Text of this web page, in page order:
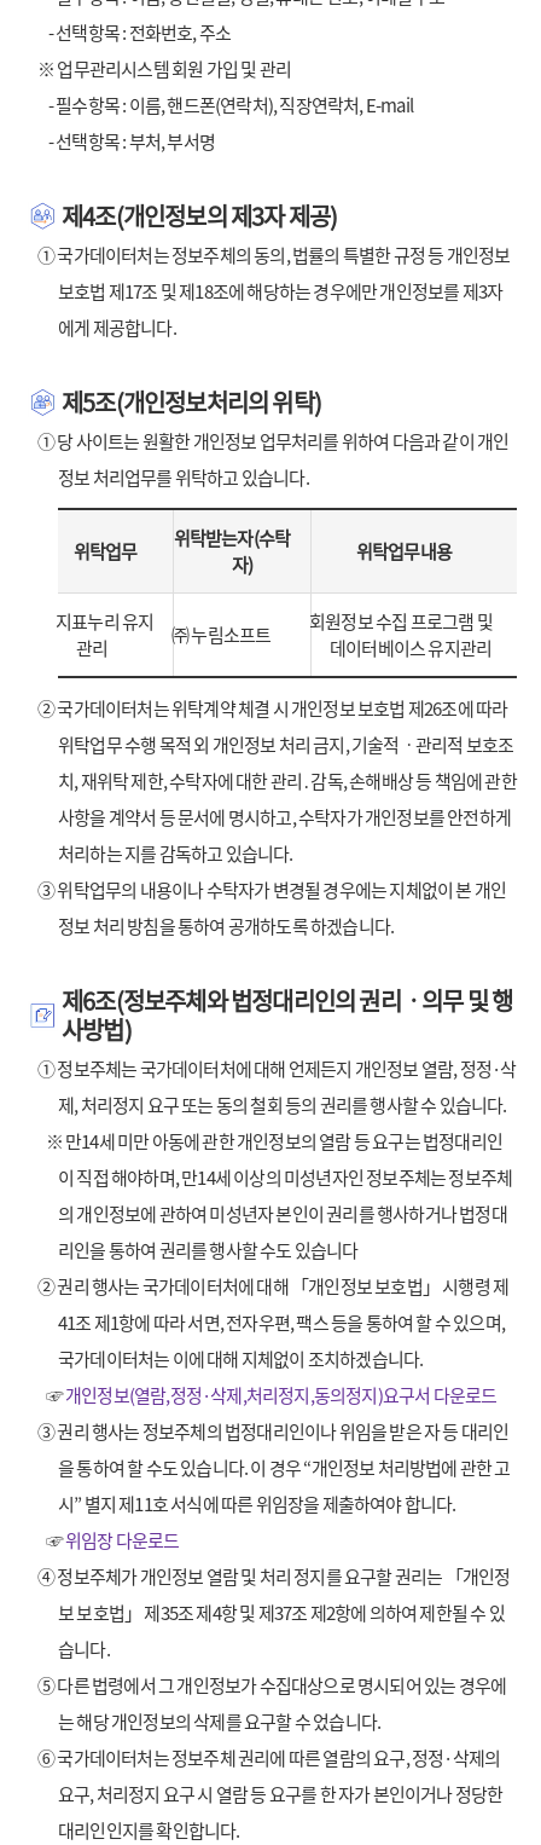
- 선택항목 : 전화번호, 주소
※ 업무관리시스템 회원 가입 및 관리
- 필수항목 : 이름, 핸드폰(연락처), 직장연락처, E-mail
- 선택항목 : 부처, 부서명
제4조(개인정보의 제3자 제공)
① 국가데이터처는 정보주체의 동의, 법률의 특별한 규정 등 개인정보
보호법 제17조 및 제18조에 해당하는 경우에만 개인정보를 제3자
에게 제공합니다.
제5조(개인정보처리의 위탁)
① 당 사이트는 원활한 개인정보 업무처리를 위하여 다음과 같이 개인
정보 처리업무를 위탁하고 있습니다.
위탁업무
위탁받는자(수탁
자)
위탁업무내용
지표누리 유지
관리
㈜ 누림소프트
회원정보 수집 프로그램 및
데이터베이스 유지관리
② 국가데이터처는 위탁계약 체결 시 개인정보 보호법 제26조에 따라
위탁업무 수행 목적 외 개인정보 처리 금지, 기술적ㆍ관리적 보호조
치, 재위탁 제한, 수탁자에 대한 관리․감독, 손해배상 등 책임에 관한
사항을 계약서 등 문서에 명시하고, 수탁자가 개인정보를 안전하게
처리하는 지를 감독하고 있습니다.
③ 위탁업무의 내용이나 수탁자가 변경될 경우에는 지체없이 본 개인
정보 처리 방침을 통하여 공개하도록 하겠습니다.
제6조(정보주체와 법정대리인의 권리ㆍ의무 및 행
사방법)
① 정보주체는 국가데이터처에 대해 언제든지 개인정보 열람, 정정·삭
제, 처리정지 요구 또는 동의 철회 등의 권리를 행사할 수 있습니다.
※만14세 미만 아동에 관한 개인정보의 열람 등 요구는 법정대리인
이 직접 해야하며, 만14세 이상의 미성년자인 정보주체는 정보주체
의 개인정보에 관하여 미성년자 본인이 권리를 행사하거나 법정대
리인을 통하여 권리를 행사할 수도 있습니다
② 권리 행사는 국가데이터처에 대해 「개인정보 보호법」 시행령 제
41조 제1항에 따라 서면, 전자우편, 팩스 등을 통하여 할 수 있으며,
국가데이터처는 이에 대해 지체없이 조치하겠습니다.
☞개인정보(열람,정정·삭제,처리정지,동의정지)요구서 다운로드
③ 권리 행사는 정보주체의 법정대리인이나 위임을 받은 자 등 대리인
을 통하여 할 수도 있습니다. 이 경우 “개인정보 처리방법에 관한 고
시” 별지 제11호 서식에 따른 위임장을 제출하여야 합니다.
☞위임장 다운로드
④ 정보주체가 개인정보 열람 및 처리 정지를 요구할 권리는 「개인정
보 보호법」 제35조 제4항 및 제37조 제2항에 의하여 제한될 수 있
습니다.
⑤ 다른 법령에서 그 개인정보가 수집대상으로 명시되어 있는 경우에
는 해당 개인정보의 삭제를 요구할 수 었습니다.
⑥ 국가데이터처는 정보주체 권리에 따른 열람의 요구, 정정·삭제의
요구, 처리정지 요구 시 열람 등 요구를 한 자가 본인이거나 정당한
대리인인지를 확인합니다.